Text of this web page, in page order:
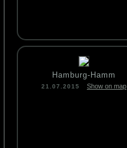
Hamburg-Hamm
21.07.2015 Show on map